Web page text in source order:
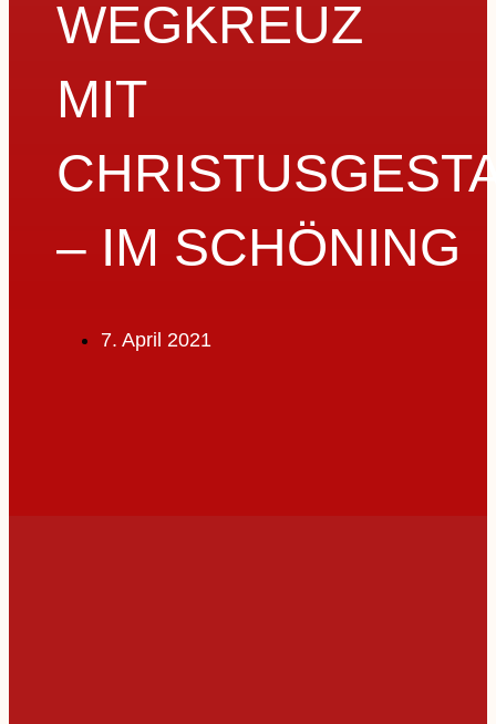
WEGKREUZ
MIT
– IM SCHÖNING
7. April 2021